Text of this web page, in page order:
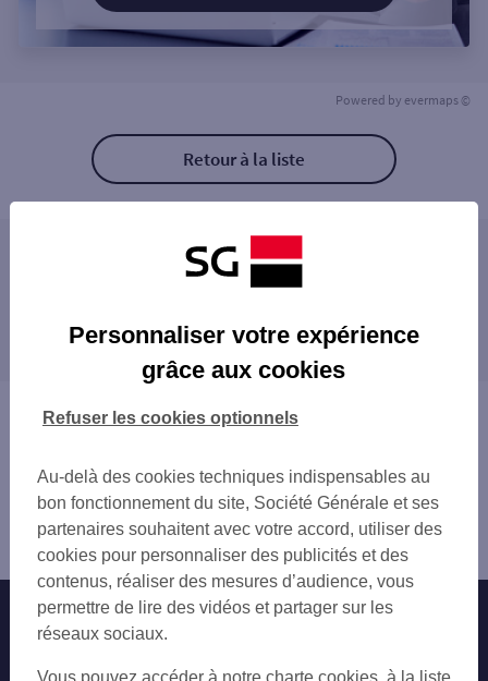
Powered by evermaps ©
Retour à la liste
Les distributeurs/automates à proximité
CHATEAUROUX 5 RUE JEAN JAURES
ST MAUR 33 AV D OCCITANIE
TOTAL MILLE ETANGS
proximité
Vous êtes ici : Accueil
Châteauroux
Distributeur/automate CHATEAUROUX
Nos engagements Nous contacter
Autres sites SG
Personnaliser votre expérience
grâce aux cookies
Au-delà des cookies techniques indispensables au
bon fonctionnement du site, Société Générale et ses
partenaires souhaitent avec votre accord, utiliser des
cookies pour personnaliser des publicités et des
contenus, réaliser des mesures d’audience, vous
permettre de lire des vidéos et partager sur les
réseaux sociaux.
Vous pouvez accéder à notre charte cookies, à la liste
Refuser les cookies optionnels